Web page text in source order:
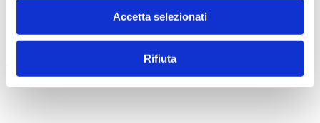
Accetta selezionati
Rifiuta
© 2026 Superspecialistico
Poliambulatorio Specialistico Verona - Viale del lavoro, n. 25/a,
37135 (VR) - CF/P. IVA n. 03504300231 - Registro delle Imprese
credits